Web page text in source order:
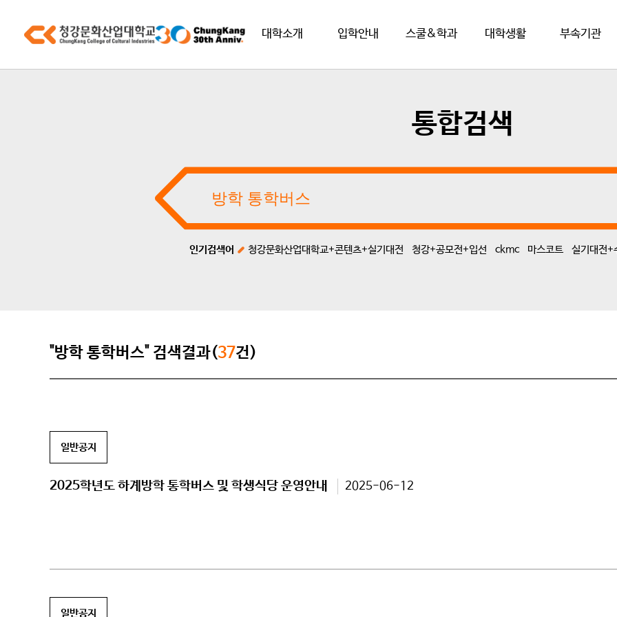
대학소개 입학안내 스쿨&학과 대학생활 부속기관
통합검색
인기검색어 청강문화산업대학교+콘텐츠+실기대전 청강+공모전+입선 ckmc 마스코트 실기대전+
"방학 통학버스" 검색결과(37건)
일반공지
2025학년도 하계방학 통학버스 및 학생식당 운영안내 2025-06-12
일반공지